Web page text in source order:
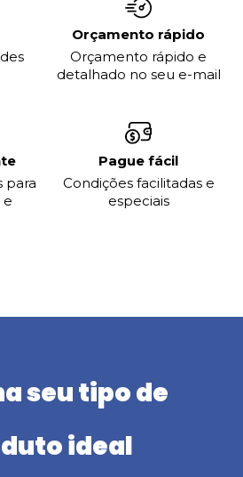
Orçamento rápido
Orçamento rápido e
detalhado no seu e-mail
para
e
Pague fácil
Condições facilitadas e
especiais
seu tipo de
ideal